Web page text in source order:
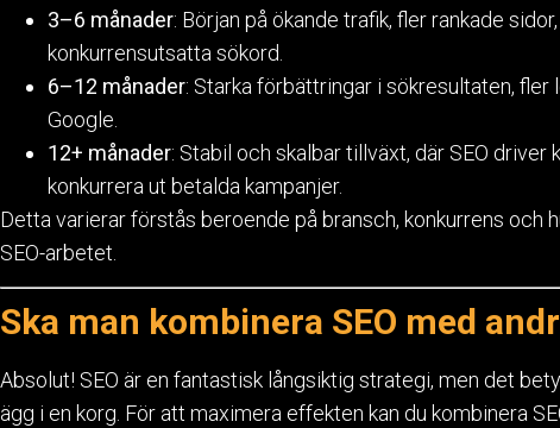
3–6 månader: Början på ökande trafik, fler rankade
konkurrensutsatta sökord.
6–12 månader: Starka förbättringar i sökresultaten,
Google.
12+ månader: Stabil och skalbar tillväxt, där SEO driver
konkurrera ut betalda kampanjer.
Detta varierar förstås beroende på bransch, konkurrens och
SEO-arbetet.
Ska man kombinera SEO med
Absolut! SEO är en fantastisk långsiktig strategi, men det
ägg i en korg. För att maximera effekten kan du kombinera